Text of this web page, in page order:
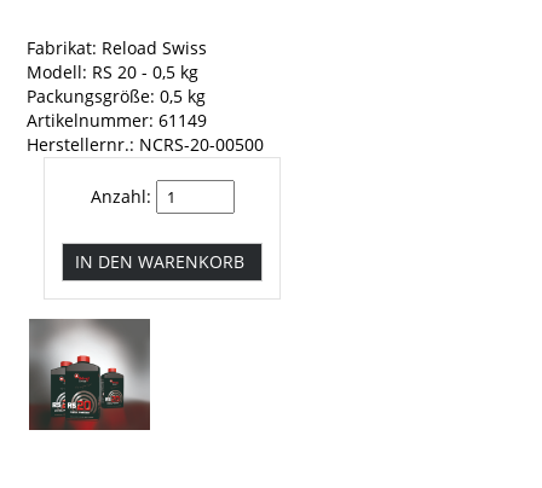
Fabrikat: Reload Swiss
Modell: RS 20 - 0,5 kg
Packungsgröße: 0,5 kg
Artikelnummer: 61149
Herstellernr.: NCRS-20-00500
Anzahl: